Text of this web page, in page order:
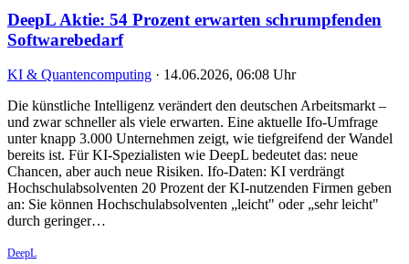
DeepL Aktie: 54 Prozent erwarten schrumpfenden
Softwarebedarf
KI & Quantencomputing · 14.06.2026, 06:08 Uhr
Die künstliche Intelligenz verändert den deutschen Arbeitsmarkt –
und zwar schneller als viele erwarten. Eine aktuelle Ifo-Umfrage
unter knapp 3.000 Unternehmen zeigt, wie tiefgreifend der Wandel
bereits ist. Für KI-Spezialisten wie DeepL bedeutet das: neue
Chancen, aber auch neue Risiken. Ifo-Daten: KI verdrängt
Hochschulabsolventen 20 Prozent der KI-nutzenden Firmen geben
an: Sie können Hochschulabsolventen „leicht" oder „sehr leicht"
durch geringer…
DeepL